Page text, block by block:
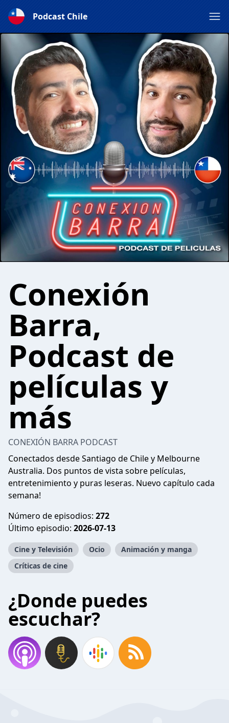
Podcast Chile
Conexión
Barra,
Podcast de
películas y
más
CONEXIÓN BARRA PODCAST
Conectados desde Santiago de Chile y Melbourne
Australia. Dos puntos de vista sobre películas,
entretenimiento y puras leseras. Nuevo capítulo cada
semana!
Número de episodios: 272
Último episodio: 2026-07-13
Cine y Televisión Ocio
Animación y manga
Críticas de cine
¿Donde puedes
escuchar?